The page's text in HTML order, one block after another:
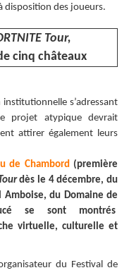
disposition des joueurs.
Tour,
cinq châteaux
s’adressant
projet atypique devrait
attirer également leurs
de Chambord(première
dès le 4 décembre, du
Amboise, du Domaine de
se sont montrés
virtuelle, culturelle et
du Festival de